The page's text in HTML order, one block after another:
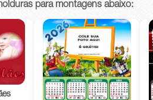
para montagens abaixo: